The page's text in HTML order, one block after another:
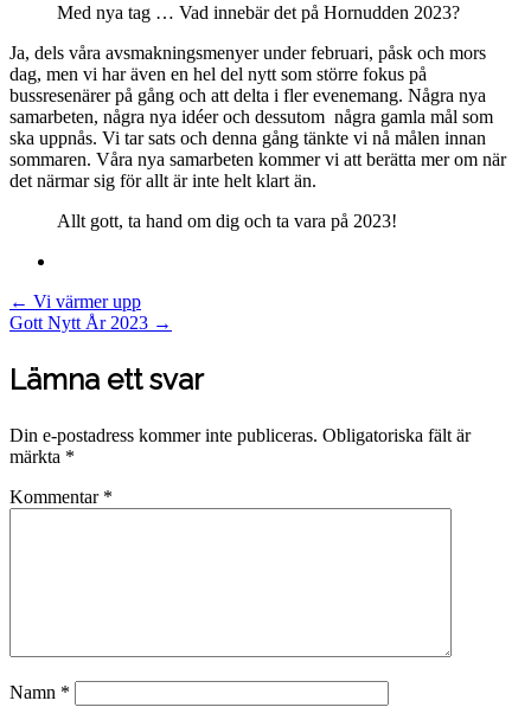
Med nya tag … Vad innebär det på Hornudden 2023?
Ja, dels våra avsmakningsmenyer under februari, påsk och mors
dag, men vi har även en hel del nytt som större fokus på
bussresenärer på gång och att delta i fler evenemang. Några nya
samarbeten, några nya idéer och dessutom några gamla mål som
ska uppnås. Vi tar sats och denna gång tänkte vi nå målen innan
sommaren. Våra nya samarbeten kommer vi att berätta mer om när
det närmar sig för allt är inte helt klart än.
Allt gott, ta hand om dig och ta vara på 2023!
Post
navigation
← Vi värmer upp
Gott Nytt År 2023 →
Lämna ett svar
Din e-postadress kommer inte publiceras. Obligatoriska fält är
märkta *
Kommentar *
Namn *